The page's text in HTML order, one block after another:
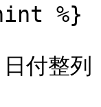
%}
付整